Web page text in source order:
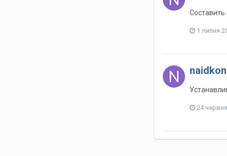
Составить
1 липня
naidkon
24